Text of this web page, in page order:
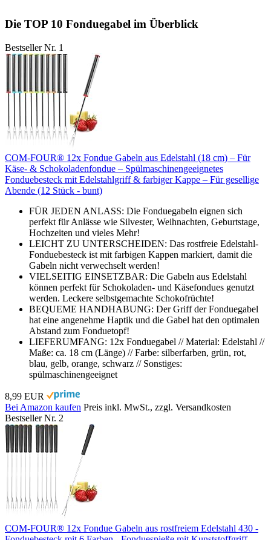
Die TOP 10 Fonduegabel im Überblick
Bestseller Nr. 1
COM-FOUR® 12x Fondue Gabeln aus Edelstahl (18 cm) – Für
Käse- & Schokoladenfondue – Spülmaschinengeeignetes
Fonduebesteck mit Edelstahlgriff & farbiger Kappe – Für gesellige
Abende (12 Stück - bunt)
FÜR JEDEN ANLASS: Die Fonduegabeln eignen sich
perfekt für Anlässe wie Silvester, Weihnachten, Geburtstage,
Hochzeiten und vieles Mehr!
LEICHT ZU UNTERSCHEIDEN: Das rostfreie Edelstahl-
Fonduebesteck ist mit farbigen Kappen markiert, damit die
Gabeln nicht verwechselt werden!
VIELSEITIG EINSETZBAR: Die Gabeln aus Edelstahl
können perfekt für Schokoladen- und Käsefondues genutzt
werden. Leckere selbstgemachte Schokofrüchte!
BEQUEME HANDHABUNG: Der Griff der Fonduegabel
hat eine angenehme Haptik und die Gabel hat den optimalen
Abstand zum Fonduetopf!
LIEFERUMFANG: 12x Fonduegabel // Material: Edelstahl //
Maße: ca. 18 cm (Länge) // Farbe: silberfarben, grün, rot,
blau, gelb, orange, schwarz // Sonstiges:
spülmaschinengeeignet
8,99 EUR
Bei Amazon kaufen Preis inkl. MwSt., zzgl. Versandkosten
Bestseller Nr. 2
COM-FOUR® 12x Fondue Gabeln aus rostfreiem Edelstahl 430 -